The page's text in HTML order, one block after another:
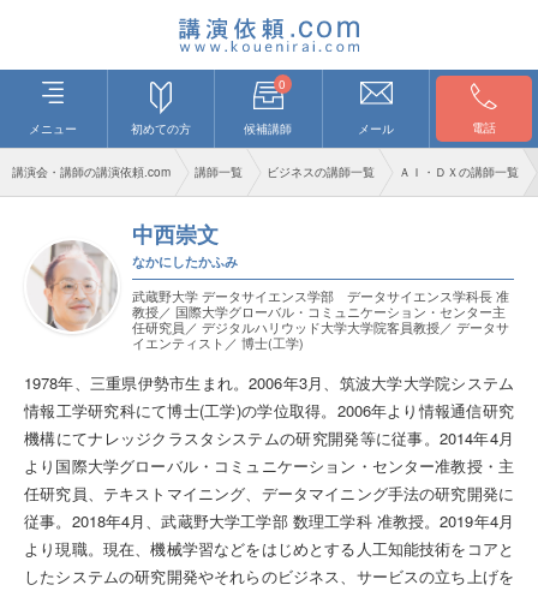
メニュー 初めての方
0
候補講師 メール 電話
講演会・講師の講演依頼.com 講師一覧 ビジネスの講師一覧 ＡＩ・ＤＸの講師一覧
中西崇文
なかにしたかふみ
武蔵野大学 データサイエンス学部 データサイエンス学科長 准
教授／ 国際大学グローバル・コミュニケーション・センター主
任研究員／ デジタルハリウッド大学大学院客員教授／ データサ
イエンティスト／ 博士(工学)
1978年、三重県伊勢市生まれ。2006年3月、筑波大学大学院システム
情報工学研究科にて博士(工学)の学位取得。2006年より情報通信研究
機構にてナレッジクラスタシステムの研究開発等に従事。2014年4月
より国際大学グローバル・コミュニケーション・センター准教授・主
任研究員、テキストマイニング、データマイニング手法の研究開発に
従事。2018年4月、武蔵野大学工学部 数理工学科 准教授。2019年4月
より現職。現在、機械学習などをはじめとする人工知能技術をコアと
したシステムの研究開発やそれらのビジネス、サービスの立ち上げを